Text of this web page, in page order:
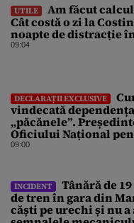
UTILE
Am făcut
Cât costă o zi la
noapte de distracție
09:04
DECLARAȚII EXCLUSIVE
vindecată
„păcănele”.
Oficiului Național
de Noroc propune o
unică
09:00
INCIDENT
Tânără de
de tren în gara din
căști pe urechi și nu a